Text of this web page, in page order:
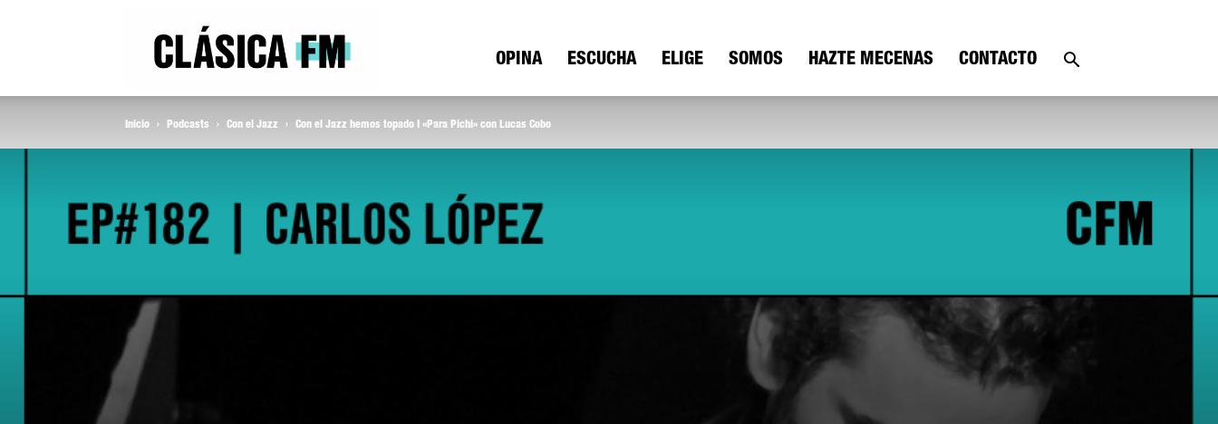
Radio
OPINA ESCUCHA ELIGE SOMOS HAZTE MECENAS CONTACTO
Inicio Podcasts Con el Jazz Con el Jazz hemos topado I «Para Pichi» con Lucas Cobo